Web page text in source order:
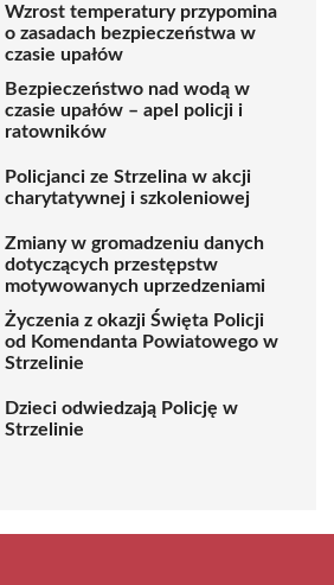
Wzrost temperatury przypomina
o zasadach bezpieczeństwa w
czasie upałów
Bezpieczeństwo nad wodą w
czasie upałów – apel policji i
ratowników
Policjanci ze Strzelina w akcji
charytatywnej i szkoleniowej
Zmiany w gromadzeniu danych
dotyczących przestępstw
motywowanych uprzedzeniami
Życzenia z okazji Święta Policji
od Komendanta Powiatowego w
Strzelinie
Dzieci odwiedzają Policję w
Strzelinie